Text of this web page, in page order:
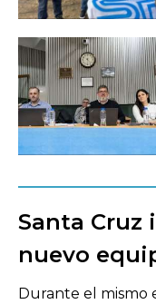
Santa Cruz
nuevo
Durante el mismo